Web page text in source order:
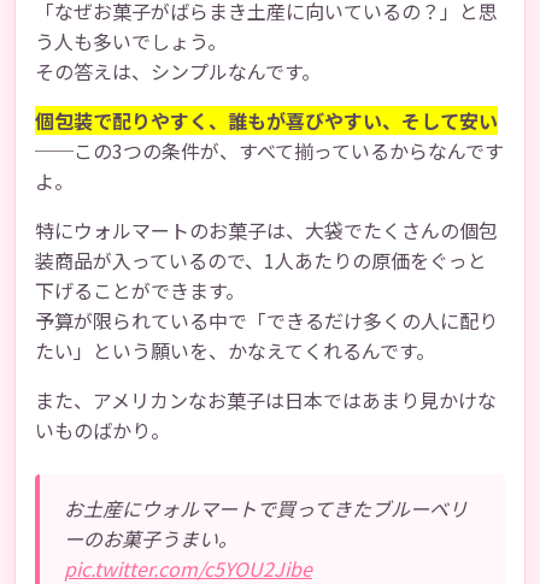
「なぜお菓子がばらまき土産に向いているの？」と思
う人も多いでしょう。
その答えは、シンプルなんです。
個包装で配りやすく、誰もが喜びやすい、そして安い
──この3つの条件が、すべて揃っているからなんです
よ。
特にウォルマートのお菓子は、大袋でたくさんの個包
装商品が入っているので、1人あたりの原価をぐっと
下げることができます。
予算が限られている中で「できるだけ多くの人に配り
たい」という願いを、かなえてくれるんです。
また、アメリカンなお菓子は日本ではあまり見かけな
いものばかり。
お土産にウォルマートで買ってきたブルーベリ
ーのお菓子うまい。
pic.twitter.com/c5YOU2Jibe